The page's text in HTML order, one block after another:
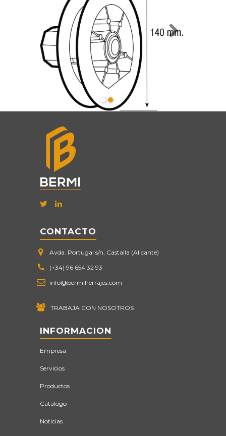
CONTACTO
Avda. Portugal s/n, Castalla (Alicante)
(+34) 96 654 32 93
info@bermiherrajes.com
TRABAJA CON NOSOTROS
INFORMACION
Empresa
Servicios
Productos
Catálogo
Noticias